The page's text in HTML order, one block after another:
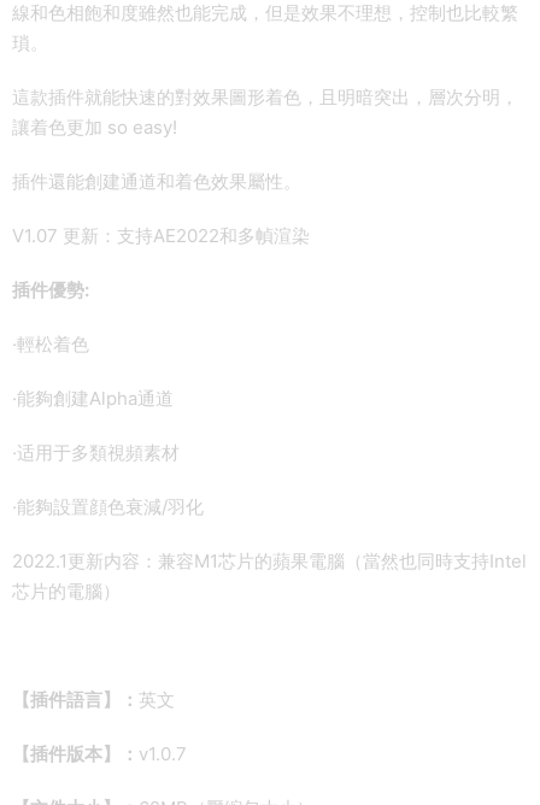
線和色相飽和度雖然也能完成，但是效果不理想，控制也比較繁
瑣。
這款插件就能快速的對效果圖形着色，且明暗突出，層次分明，
讓着色更加 so easy!
插件還能創建通道和着色效果屬性。
V1.07 更新：支持AE2022和多幀渲染
插件優勢:
·輕松着色
·能夠創建Alpha通道
·适用于多類視頻素材
·能夠設置顔色衰減/羽化
2022.1更新内容：兼容M1芯片的蘋果電腦（當然也同時支持Intel
芯片的電腦）
【插件語言】： 英文
【插件版本】： v1.0.7